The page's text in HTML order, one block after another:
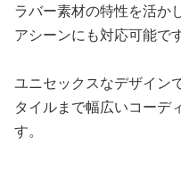
ラバー素材の特性を活か
アシーンにも対応可能です
ユニセックスなデザイン
タイルまで幅広いコーデ
す。